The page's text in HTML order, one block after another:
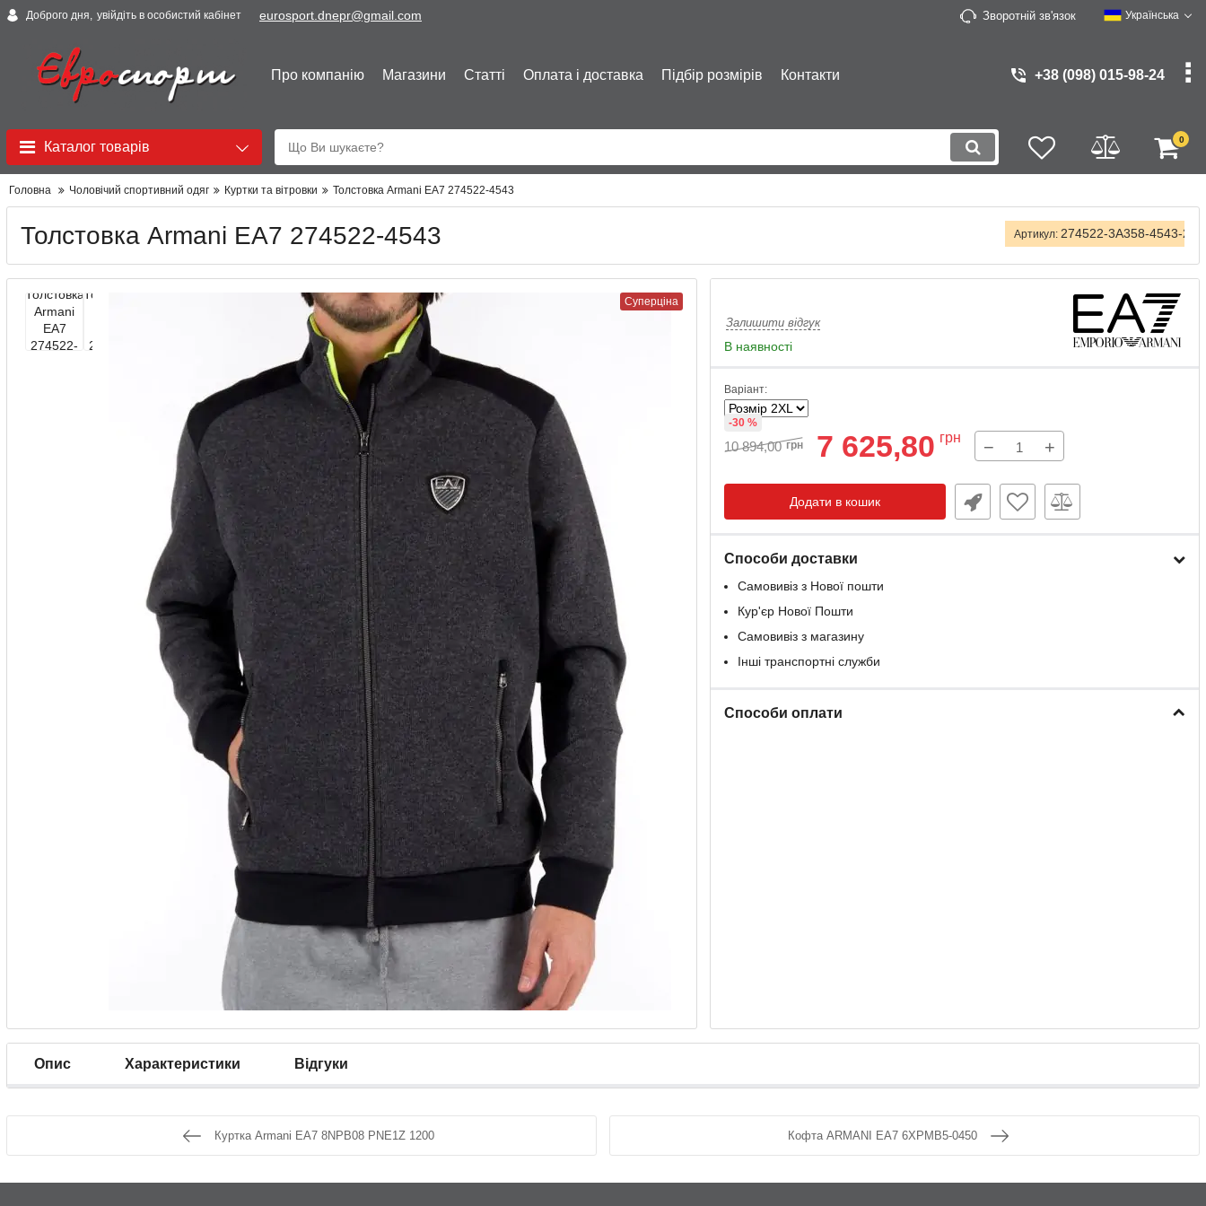
Доброго дня, увійдіть в особистий кабінет eurosport.dnepr@gmail.com Зворотній зв'язок Українська
Про компанію Магазини Статті Оплата і доставка Підбір розмірів Контакти +38 (098) 015-98-24
Каталог товарів 0
Головна Чоловічий спортивний одяг Куртки та вітровки Толстовка Armani EA7 274522-4543
Толстовка Armani EA7 274522-4543 Артикул: 274522-3A358-4543-2XL
Суперціна
Залишити відгук
В наявності
Варіант:
10 894,00 грн 7 625,80 грн
-30 %
− +
Додати в кошик
Способи доставки
Самовивіз з Нової пошти
Кур'єр Нової Пошти
Самовивіз з магазину
Інші транспортні служби
Способи оплати
Опис Характеристики Відгуки
Куртка Armani EA7 8NPB08 PNE1Z 1200 Кофта ARMANI EA7 6XPMB5-0450